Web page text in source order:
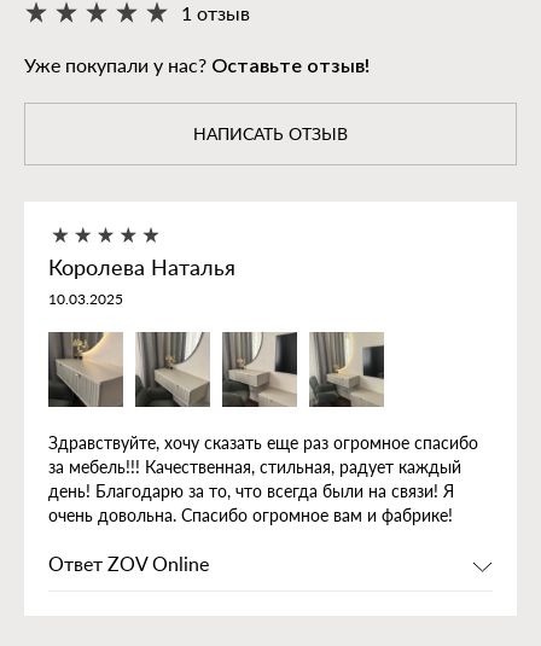
1 отзыв
Уже покупали у нас? Оставьте отзыв!
НАПИСАТЬ ОТЗЫВ
Королева Наталья
10.03.2025
Здравствуйте, хочу сказать еще раз огромное спасибо
за мебель!!! Качественная, стильная, радует каждый
день! Благодарю за то, что всегда были на связи! Я
очень довольна. Спасибо огромное вам и фабрике!
Ответ ZOV Online